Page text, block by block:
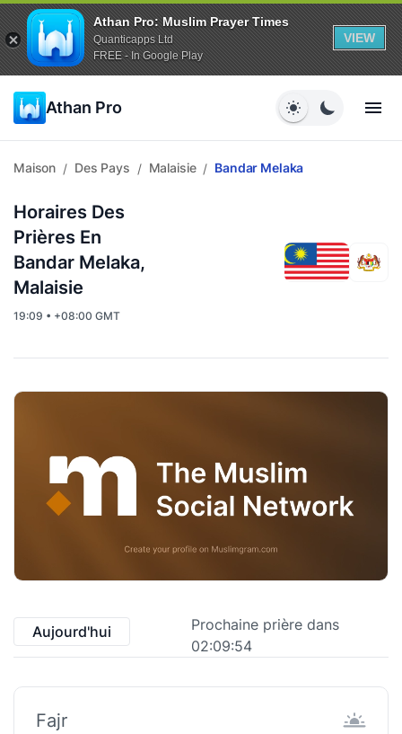
Athan Pro: Muslim Prayer Times
Quanticapps Ltd
FREE - In Google Play
VIEW
Athan Pro
Maison / Des Pays / Malaisie / Bandar Melaka
Horaires Des
Prières En
Bandar Melaka,
Malaisie
19:09 • +08:00 GMT
Aujourd'hui
Prochaine prière dans
02:09:54
Fajr